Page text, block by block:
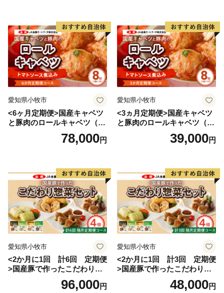
なお、返礼品のご贈答用の発送には対応しておりませ
ん。 また、寄附お申込みのキャンセル、返礼品の変
更・返品はできません。ご了承ください。
愛知県小牧市
<6ヶ月定期便>国産キャベツ
と豚肉のロールキャベツ（4P
78,000円
愛知県小牧市
<3ヵ月定期便>国産キャベツ
と豚肉のロールキャベツ（4P
39,000円
愛知県小牧市
<2か月に1回 計6回 定期便
>国産豚で作ったこだわり惣
96,000円
愛知県小牧市
<2か月に1回 計3回 定期便
>国産豚で作ったこだわり惣
48,000円